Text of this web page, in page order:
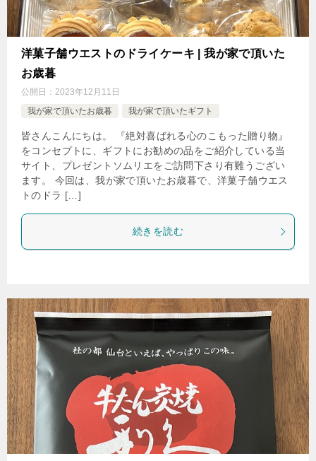
洋菓子舗ウエストのドライケーキ | 我が家で頂いた
お歳暮
公開日： 2023年12月11日
我が家で頂いたお歳暮
我が家で頂いたギフト
皆さんこんにちは。 『絶対喜ばれる心のこもった贈り物』
をコンセプトに、ギフトにお勧めの品をご紹介している当
サイト、プレゼントソムリエをご訪問下さり有難うござい
ます。 今回は、我が家で頂いたお歳暮で、洋菓子舗ウエス
トのドラ […]
続きを読む